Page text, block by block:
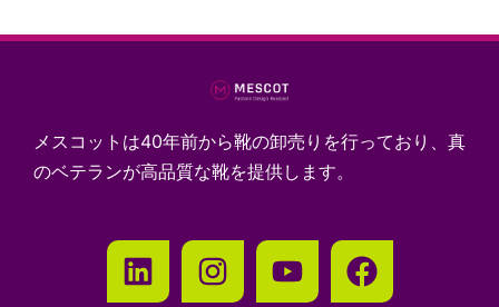
メスコットは40年前から靴の卸売りを行っており、真
のベテランが高品質な靴を提供します。